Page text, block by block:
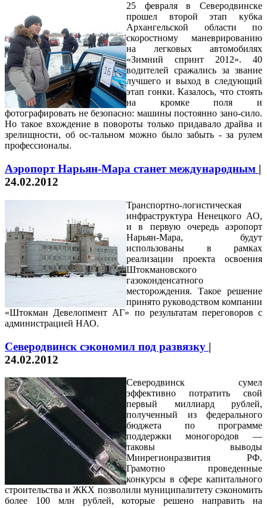
25 февраля в Северодвинске
прошел второй этап кубка
Архангельской области по
скоростному маневрированию
на легковых автомобилях
«Зимний спринт 2012». 40
водителей сражались за звание
лучшего и выход в следующий
этап гонки. Казалось, что стоять
на кромке поля и
фотографировать не безопасно: машины постоянно зано-сило.
Но такое вхождение в повороты только придавало драйва и
зрелищности, об ос-тальном можно было забыть - за рулем
профессионалы.
Аэропорт Нарьян-Мара станет международным |
24.02.2012
Транспортно-логистическая
инфраструктура Ненецкого АО,
и в первую очередь аэропорт
Нарьян-Мара, будут
использованы в рамках
реализации проекта освоения
Штокмановского
газоконденсатного
месторождения. Такое решение
принято руководством компании
«Штокман Девелопмент АГ» по результатам переговоров с
администрацией НАО.
Северодвинск сэкономил под развязку |
24.02.2012
Северодвинск сумел
эффективно потратить свой
первый миллиард рублей,
полученный из федерального
бюджета по программе
поддержки моногородов —
таковы выводы
Минрегионразвития РФ.
Грамотно проведенные
конкурсы в сфере капитального
строительства и ЖКХ позволили муниципалитету сэкономить
более 100 млн рублей, которые решено направить на